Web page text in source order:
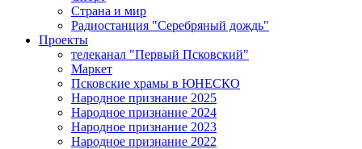
Страна и мир
Радиостанция "Серебряный дождь"
Проекты
телеканал "Первый Псковский"
Маркет
Псковские храмы в ЮНЕСКО
Народное признание 2025
Народное признание 2024
Народное признание 2023
Народное признание 2022